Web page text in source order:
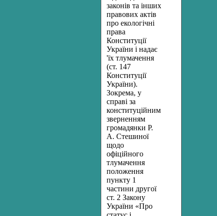
законів та інших
правових актів
про екологічні
права
Конституції
України і надає
'їх тлумачення
(ст. 147
Конституції
України).
Зокрема, у
справі за
конституційним
зверненням
громадянки Р.
А. Стешиної
щодо
офіційного
тлумачення
положення
пункту 1
частини другої
ст. 2 Закону
України «Про